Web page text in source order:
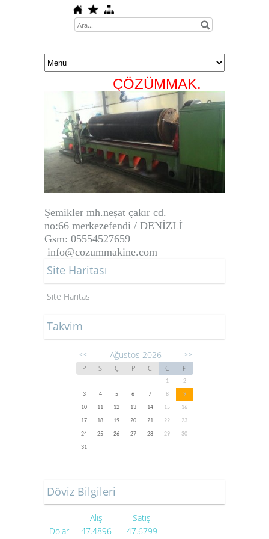
ÇÖZÜMMAK.
Şemikler mh.neşat çakır cd.
no:66 merkezefendi / DENİZLİ
Gsm: 05554527659
info@cozummakine.com
Site Haritası
Site Haritası
Takvim
<< Ağustos 2026 >>
P S Ç P C C P
1
2
3
4 5 6 7 8
9
10
11 12 13 14 15
16
17
18 19 20 21 22
23
24
25 26 27 28 29
30
31
Döviz Bilgileri
Alış
Satış
Dolar
47.4896
47.6799